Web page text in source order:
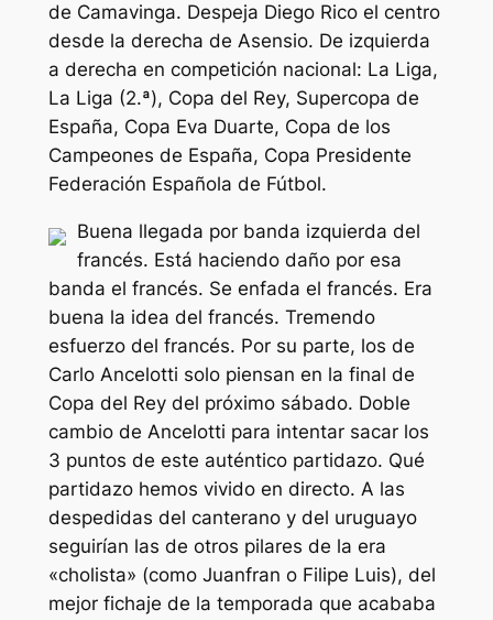
de Camavinga. Despeja Diego Rico el centro
desde la derecha de Asensio. De izquierda
a derecha en competición nacional: La Liga,
La Liga (2.ª), Copa del Rey, Supercopa de
España, Copa Eva Duarte, Copa de los
Campeones de España, Copa Presidente
Federación Española de Fútbol.
Buena llegada por banda izquierda del
francés. Está haciendo daño por esa
banda el francés. Se enfada el francés. Era
buena la idea del francés. Tremendo
esfuerzo del francés. Por su parte, los de
Carlo Ancelotti solo piensan en la final de
Copa del Rey del próximo sábado. Doble
cambio de Ancelotti para intentar sacar los
3 puntos de este auténtico partidazo. Qué
partidazo hemos vivido en directo. A las
despedidas del canterano y del uruguayo
seguirían las de otros pilares de la era
«cholista» (como Juanfran o Filipe Luis), del
mejor fichaje de la temporada que acababa